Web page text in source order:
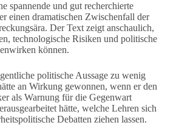
spannende und gut recherchierte
einen dramatischen Zwischenfall der
Der Text zeigt anschaulich,
technologische Risiken und politische
können.
politische Aussage zu wenig
an Wirkung gewonnen, wenn er den
als Warnung für die Gegenwart
hätte, welche Lehren sich
Debatten ziehen lassen.